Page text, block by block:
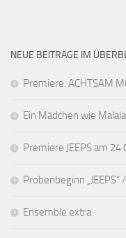
NEUE BEITRÄGE IM
Premiere: ACHTSAM
Ein Mädchen wie
Premiere JEEPS am
Probenbeginn
Ensemble extra